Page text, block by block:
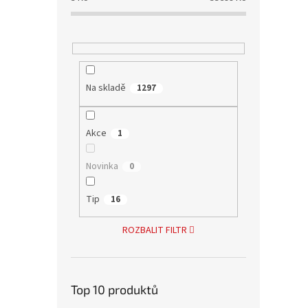
Na skladě 1297
Akce 1
Novinka 0
Tip 16
ROZBALIT FILTR
Top 10 produktů